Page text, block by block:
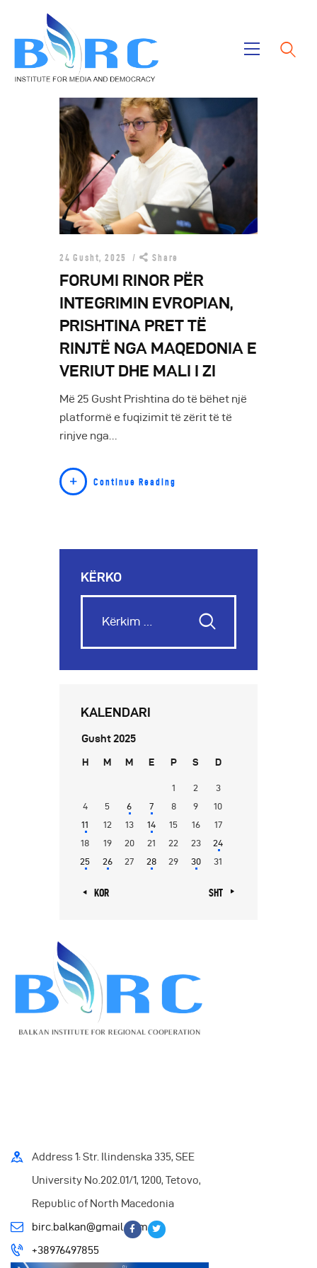
Publikimet
Projektet
Rreth Nesh
24 Gusht, 2025 Share
FORUMI RINOR PËR
INTEGRIMIN EVROPIAN,
PRISHTINA PRET TË
RINJTË NGA MAQEDONIA E
VERIUT DHE MALI I ZI
Më 25 Gusht Prishtina do të bëhet një
platformë e fuqizimit të zërit të të
rinjve nga…
Continue Reading
KËRKO
KALENDARI
Gusht 2025
H M M E P S D
1 2
3
4
5 6 7 8 9
10
11
12 13 14 15 16
17
18
19 20 21 22 23
24
25
26 27 28 29 30 31
« KOR SHT »
Address 1: Str. Ilindenska 335, SEE
University No.202.01/1, 1200, Tetovo,
Republic of North Macedonia
birc.balkan@gmail.com
+38976497855